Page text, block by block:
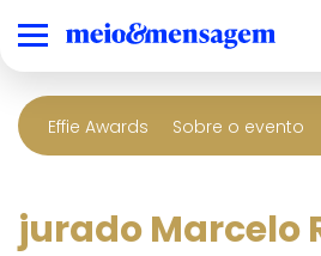
Effie Awards Sobre o evento
jurado Marcelo